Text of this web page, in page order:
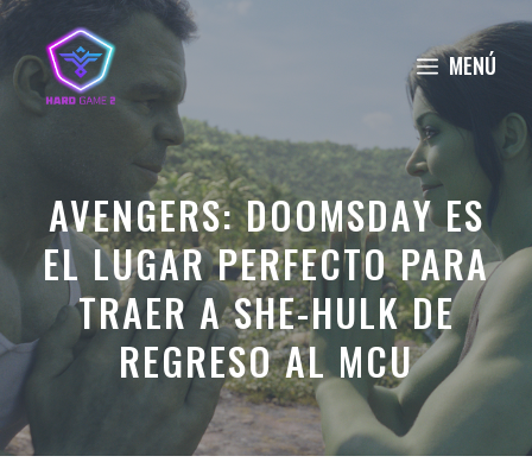
Saltar
contenido
MENÚ
AVENGERS: DOOMSDAY ES
EL LUGAR PERFECTO PARA
TRAER A SHE-HULK DE
REGRESO AL MCU